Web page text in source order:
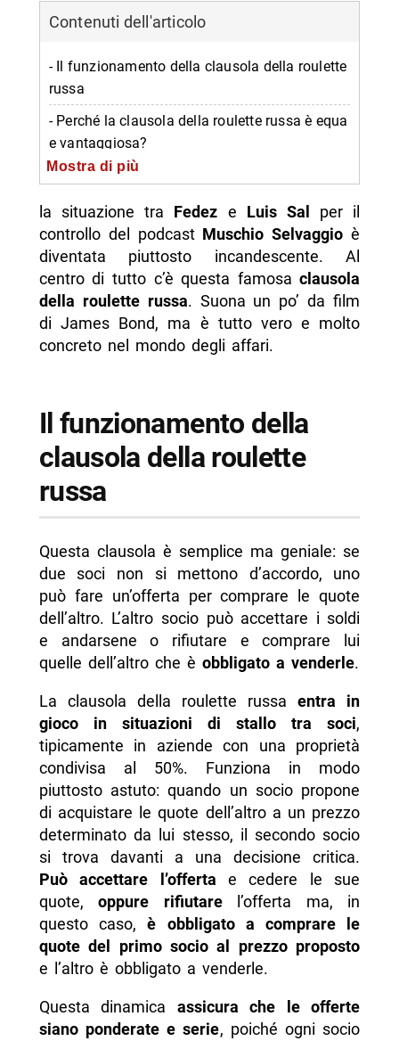
Contenuti dell'articolo
- Il funzionamento della clausola della roulette
russa
- Perché la clausola della roulette russa è equa
e vantaggiosa?
- Perché Fedez ha perso?
- Fedez deve vendere le quote?
- Luis è obbligato a comprare?
-- Scopri di più da Napolike.it
Mostra di più
la situazione tra Fedez e Luis Sal
per il
controllo del podcast Muschio Selvaggio è
diventata piuttosto incandescente. Al
centro di tutto c’è questa famosaclausola
della roulette russa. Suona un po’ da film
di James Bond, ma è tutto vero e molto
concreto nel mondo degli affari.
Il funzionamento della
clausola della roulette
russa
Questa clausola è semplice ma geniale: se
due soci non si mettono d’accordo, uno
può fare un’offerta per comprare le quote
dell’altro. L’altro socio può accettare i soldi
e andarsene o rifiutare e comprare lui
quelle dell’altro che è obbligato a venderle.
La clausola della roulette russaentra in
gioco in situazioni di stallo tra soci,
tipicamente in aziende con una proprietà
condivisa al 50%. Funziona in modo
piuttosto astuto: quando un socio propone
di acquistare le quote dell’altro a un prezzo
determinato da lui stesso, il secondo socio
si trova davanti a una decisione critica.
Può accettare l’offerta e cedere le sue
quote,oppure rifiutarel’offerta ma, in
questo caso,è obbligato a comprare le
quote del primo socio al prezzo proposto
e l’altro è obbligato a venderle.
Questa dinamica assicura che le offerte
siano ponderate e serie, poiché ogni socio